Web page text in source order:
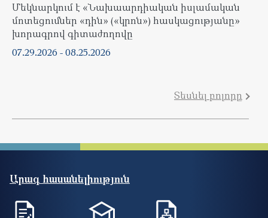
Մեկնարկում է «Նախաարդիական իսլամական
մոտեցումներ «դին» («կրոն») հասկացությանը»
խորագրով գիտաժողովը
07.29.2026 -08.25.2026
Տեսնել բոլորը
Արագ հասանելիություն